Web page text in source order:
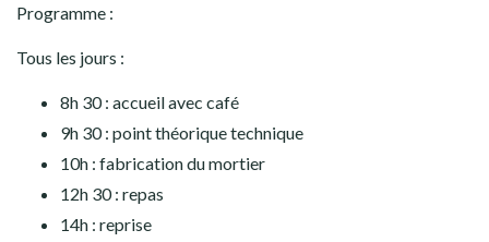
Programme :
Tous les jours :
8h 30 : accueil avec café
9h 30 : point théorique technique
10h : fabrication du mortier
12h 30 : repas
14h : reprise